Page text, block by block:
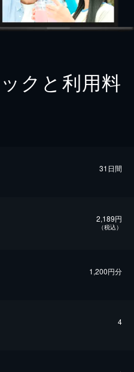
クと利用料
31日間
2,189円
（税込）
1,200円分
4